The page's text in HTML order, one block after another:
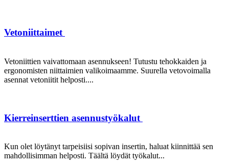
Vetoniittaimet
Vetoniittien vaivattomaan asennukseen! Tutustu tehokkaiden ja
ergonomisten niittaimien valikoimaamme. Suurella vetovoimalla
asennat vetoniitit helposti....
Kierreinserttien asennustyökalut
Kun olet löytänyt tarpeisiisi sopivan insertin, haluat kiinnittää sen
mahdollisimman helposti. Täältä löydät työkalut...